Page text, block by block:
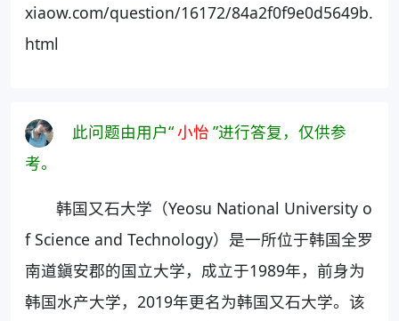
xiaow.com/question/16172/84a2f0f9e0d5649b.
html
此问题由用户“小怡 ”进行答复，仅供参
考。
韩国又石大学（Yeosu National University o
f Science and Technology）是一所位于韩国全罗
南道鎭安郡的国立大学，成立于1989年，前身为
韩国水产大学，2019年更名为韩国又石大学。该